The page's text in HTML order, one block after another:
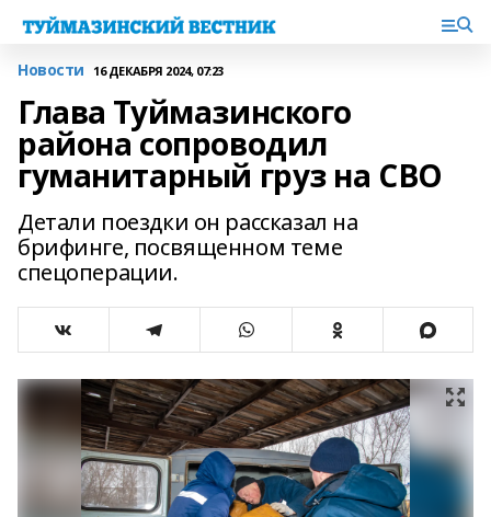
Новости 16 ДЕКАБРЯ 2024, 07:23
Глава Туймазинского
района сопроводил
гуманитарный груз на СВО
Детали поездки он рассказал на
брифинге, посвященном теме
спецоперации.